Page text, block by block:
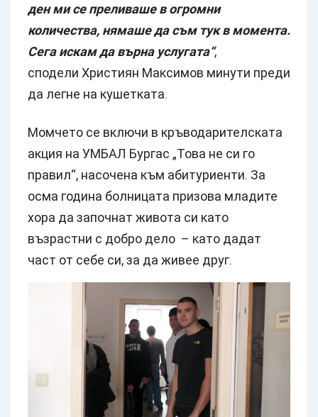
ден ми се преливаше в огромни
количества, нямаше да съм тук в момента.
Сега искам да върна услугата“,
сподели Християн Максимов минути преди
да легне на кушетката.
Момчето се включи в кръводарителската
акция на УМБАЛ Бургас „Това не си го
правил“, насочена към абитуриенти. За
осма година болницата призова младите
хора да започнат живота си като
възрастни с добро дело – като дадат
част от себе си, за да живее друг.